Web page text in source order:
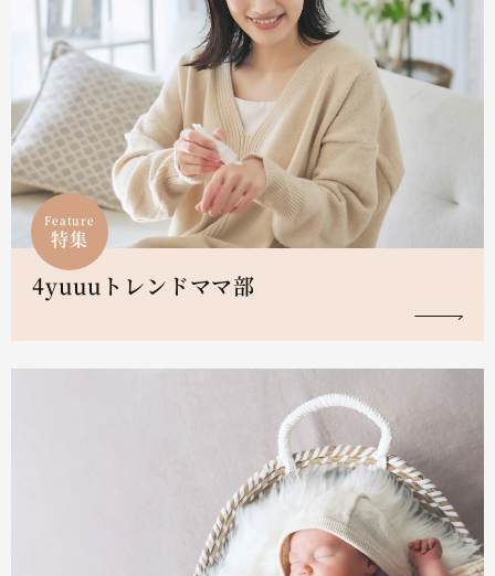
Feature
特集
4yuuuトレンドママ部